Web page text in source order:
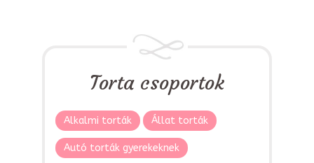
Torta csoportok
Alkalmi torták Állat torták
Autó torták gyerekeknek